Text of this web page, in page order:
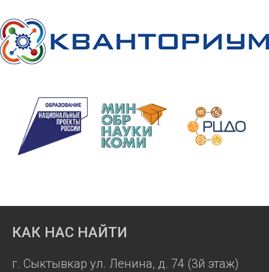
КАК НАС НАЙТИ
г. Сыктывкар ул. Ленина, д. 74 (3й этаж)